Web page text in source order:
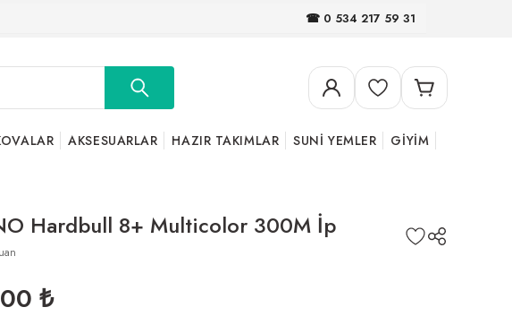
☎ 0 534 217 59 31
AKSESUARLAR HAZIR TAKIMLAR SUNİ YEMLER GİYİM
Hardbull 8+ Multicolor 300M İp
₺